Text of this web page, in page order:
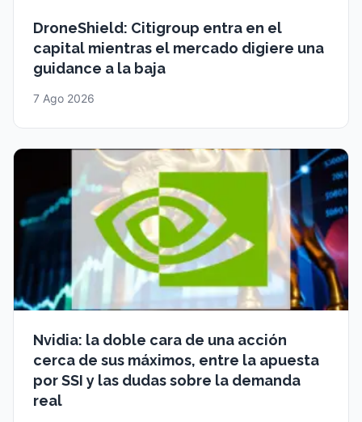
DroneShield: Citigroup entra en el
capital mientras el mercado digiere una
guidance a la baja
7 Ago 2026
Nvidia: la doble cara de una acción
cerca de sus máximos, entre la apuesta
por SSI y las dudas sobre la demanda
real